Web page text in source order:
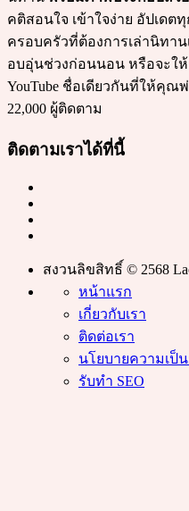
คติสอนใจ เข้าใจง่าย อัปเด
ครอบครัวที่ต้องการเล่านิทา
อบอุ่นช่วงก่อนนอน หรือจะให้
YouTube ชื่อเดียวกันที่ให้คุณ
22,000 ผู้ติดตาม
ติดตามเราได้ที่นี้
สงวนลิขสิทธิ์ © 2568
หน้าแรก
เกี่ยวกับเรา
ติดต่อเรา
นโยบายความเป็
รับทำ SEO